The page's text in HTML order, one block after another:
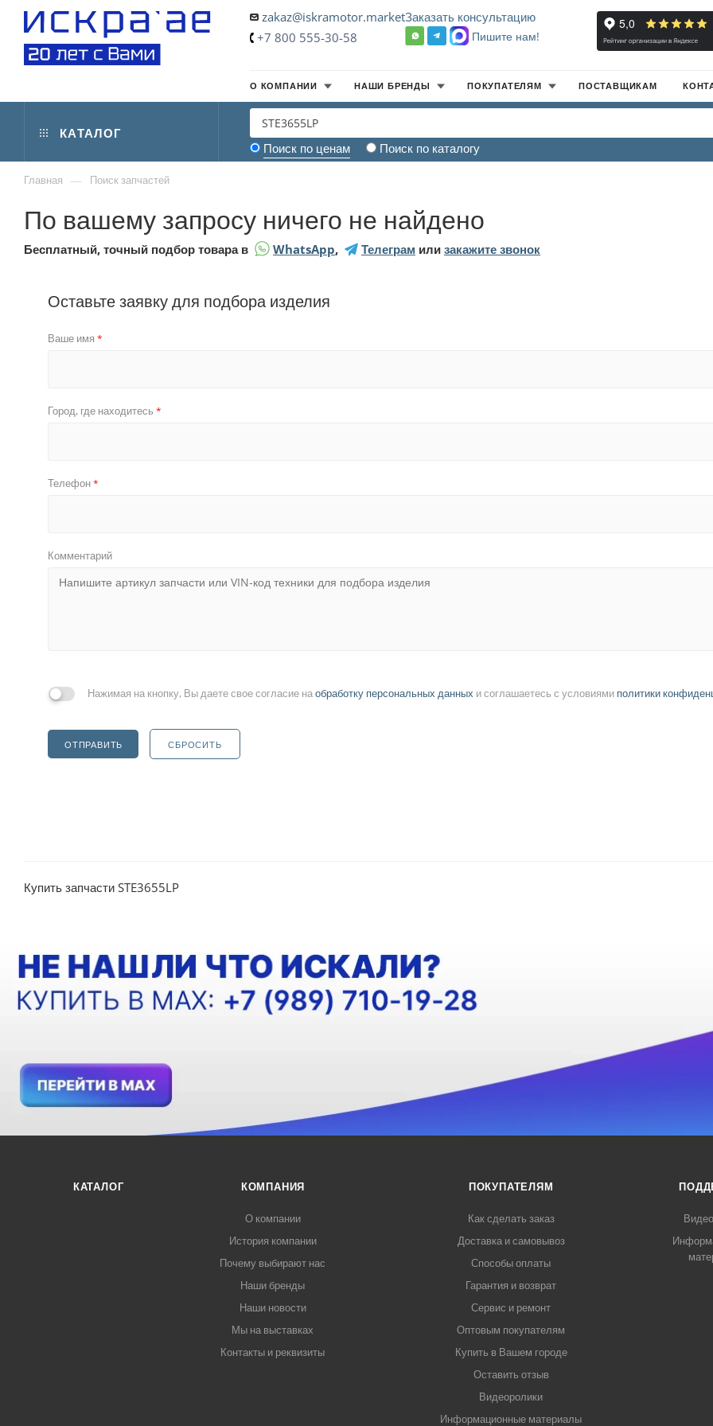
zakaz@iskramotor.market
+7 800 555-30-58
Заказать консультацию
Пишите нам!
О КОМПАНИИ НАШИ БРЕНДЫ ПОКУПАТЕЛЯМ ПОСТАВЩИКАМ
КАТАЛОГ
Поиск по ценам Поиск по каталогу
Главная — Поиск запчастей
По вашему запросу ничего не найдено
Бесплатный, точный подбор товара в WhatsApp, Телеграм или закажите звонок
Оставьте заявку для подбора изделия
Ваше имя *
Город, где находитесь *
Телефон*
Комментарий
Нажимая на кнопку, Вы даете свое согласие наобработку персональных данных и соглашаетесь с условиями политики
ОТПРАВИТЬ СБРОСИТЬ
Купить запчасти STE3655LP
КАТАЛОГ КОМПАНИЯ
О компании
История компании
Почему выбирают нас
Наши бренды
Наши новости
Мы на выставках
Контакты и реквизиты
ПОКУПАТЕЛЯМ
Как сделать заказ
Доставка и самовывоз
Способы оплаты
Гарантия и возврат
Сервис и ремонт
Оптовым покупателям
Купить в Вашем городе
Оставить отзыв
Видеоролики
Информационные материалы